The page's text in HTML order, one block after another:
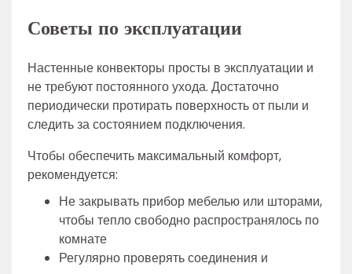
Советы по эксплуатации
Настенные конвекторы просты в эксплуатации и
не требуют постоянного ухода. Достаточно
периодически протирать поверхность от пыли и
следить за состоянием подключения.
Чтобы обеспечить максимальный комфорт,
рекомендуется:
Не закрывать прибор мебелью или шторами,
чтобы тепло свободно распространялось по
комнате
Регулярно проверять соединения и